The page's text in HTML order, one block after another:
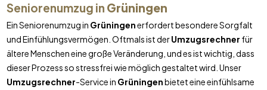
Seniorenumzug in Grüningen
Ein Seniorenumzug in Grüningenerfordert besondere Sorgfalt
und Einfühlungsvermögen. Oftmals ist derUmzugsrechner für
ältere Menschen eine große Veränderung, und es ist wichtig, dass
dieser Prozess so stressfrei wie möglich gestaltet wird. Unser
Umzugsrechner-Service in Grüningenbietet eine einfühlsame